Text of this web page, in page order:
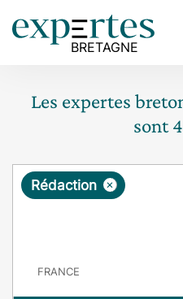
Les expertes
sont
R
×
Rédaction